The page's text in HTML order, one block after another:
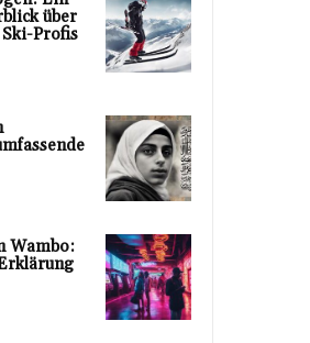
über
Ski-Profis
Wambo: